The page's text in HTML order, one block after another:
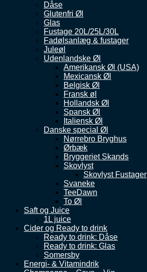
Dåse
Glutenfri Øl
Glas
Fustage 20L/25L/30L
Fadølsanlæg & fustager
Juleøl
Udenlandske Øl
Amerikansk Øl (USA)
Mexicansk Øl
Belgisk Øl
Fransk øl
Hollandsk Øl
Spansk Øl
Italiensk Øl
Danske special Øl
Nørrebro Bryghus
Ørbæk
Bryggeriet Skands
Skovlyst
Skovlyst Fustager
Svaneke
TeeDawn
To Øl
Saft og Juice
1L juice
Cider og Ready to drink
Ready to drink: Dåse
Ready to drink: Glas
Somersby
Energi- & Vitamindrik